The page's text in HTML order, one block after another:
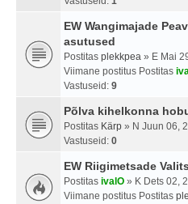
EW Wangimajade
asutused
Postitas plekkpea » E Mai
Viimane postitus Postitas
Vastuseid: 9
Põlva kihelkonna
Postitas Kärp » N Juun 06,
Vastuseid: 0
EW Riigimetsade
Postitas ivalO » K Dets 02,
Viimane postitus Postitas